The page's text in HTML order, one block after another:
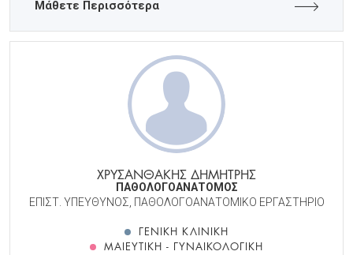
Μάθετε Περισσότερα
ΧΡΥΣΑΝΘΑΚΗΣ ΔΗΜΗΤΡΗΣ
ΠΑΘΟΛΟΓΟΑΝΑΤΟΜΟΣ
ΕΠΙΣΤ. ΥΠΕΥΘΥΝΟΣ, ΠΑΘΟΛΟΓΟΑΝΑΤΟΜΙΚΟ ΕΡΓΑΣΤΗΡΙΟ
ΓΕΝΙΚΉ ΚΛΙΝΙΚΉ
ΜΑΙΕΥΤΙΚΉ - ΓΥΝΑΙΚΟΛΟΓΙΚΉ